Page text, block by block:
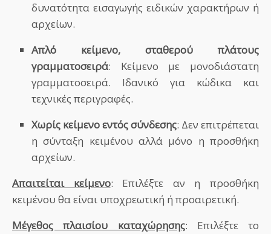
δυνατότητα εισαγωγής ειδικών χαρακτήρων ή
αρχείων.
Απλό κείμενο, σταθερού πλάτους
γραμματοσειρά: Κείμενο με μονοδιάστατη
γραμματοσειρά. Ιδανικό για κώδικα και
τεχνικές περιγραφές.
Χωρίς κείμενο εντός σύνδεσης: Δεν επιτρέπεται
η σύνταξη κειμένου αλλά μόνο η προσθήκη
αρχείων.
Απαιτείται κείμενο: Επιλέξτε αν η προσθήκη
κειμένου θα είναι υποχρεωτική ή προαιρετική.
Μέγεθος πλαισίου καταχώρησης: Επιλέξτε το